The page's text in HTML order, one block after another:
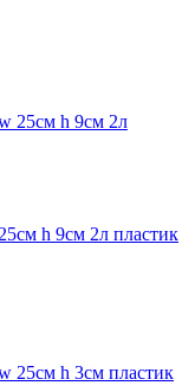
h 9см 2л пластик